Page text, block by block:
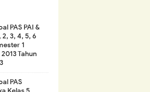
PAS PAI &
2, 3, 4, 5, 6
1
Tahun
PAS